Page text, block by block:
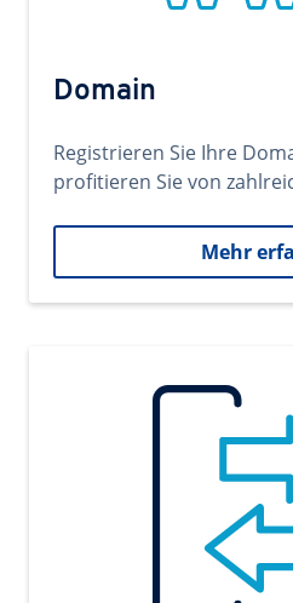
Domain
Registrieren Sie Ihre
profitieren Sie von
Mehr